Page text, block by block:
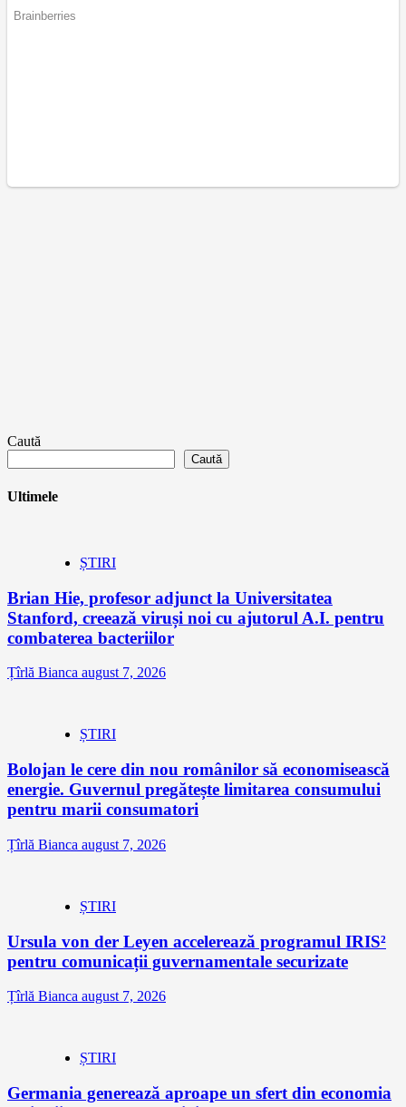
Caută
Caută
Ultimele
ȘTIRI
Brian Hie, profesor adjunct la Universitatea
Stanford, creează viruși noi cu ajutorul A.I. pentru
combaterea bacteriilor
Țîrlă Bianca august 7, 2026
ȘTIRI
Bolojan le cere din nou românilor să economisească
energie. Guvernul pregătește limitarea consumului
pentru marii consumatori
Țîrlă Bianca august 7, 2026
ȘTIRI
Ursula von der Leyen accelerează programul IRIS²
pentru comunicații guvernamentale securizate
Țîrlă Bianca august 7, 2026
ȘTIRI
Germania generează aproape un sfert din economia